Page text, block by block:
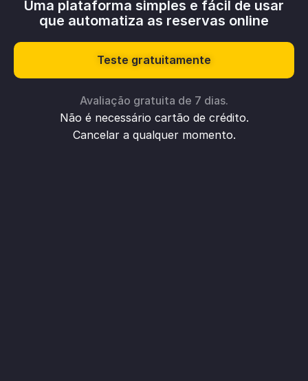
Uma plataforma simples e fácil de usar
que automatiza as reservas online
Teste gratuitamente
Avaliação gratuita de 7 dias.
Não é necessário cartão de crédito.
Cancelar a qualquer momento.